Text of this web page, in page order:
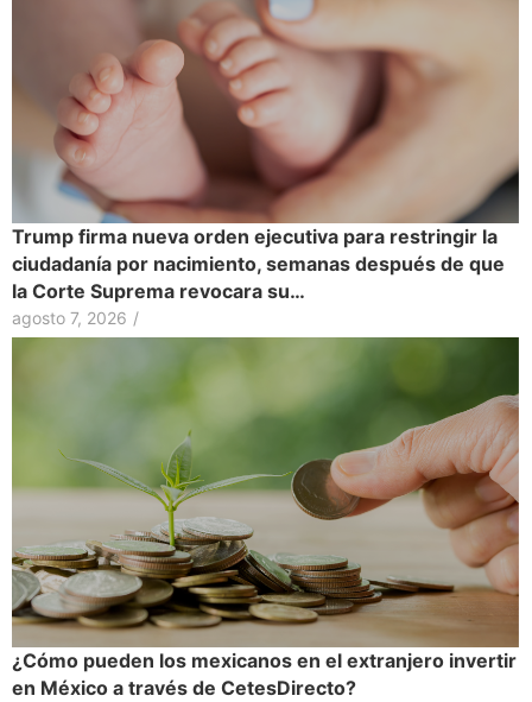
Trump firma nueva orden ejecutiva para restringir la
ciudadanía por nacimiento, semanas después de que
la Corte Suprema revocara su…
agosto 7, 2026 /
¿Cómo pueden los mexicanos en el extranjero invertir
en México a través de CetesDirecto?